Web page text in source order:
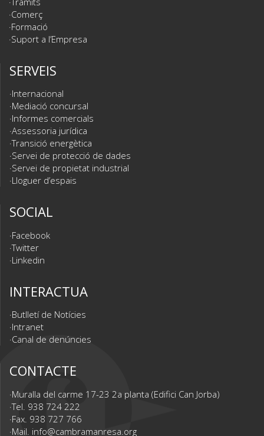
Comerç
Formació
Suport a l’Empresa
SERVEIS
Internacional
Mediació concursal
Informes comercials
Assessoria jurídica
Transició energètica
Servei de protecció de dades
Servei de propietat industrial
Lloguer d’espais
SOCIAL
Facebook
Twitter
Linkedin
INTERACTUA
Butlletí de Notícies
Intranet
Canal de denúncies
CONTACTE
Muralla del carme 17-23 2a planta (Edifici Can Jorba)
Tel. 938 724 222
Fax. 938 727 766
Mail. info@cambramanresa.org